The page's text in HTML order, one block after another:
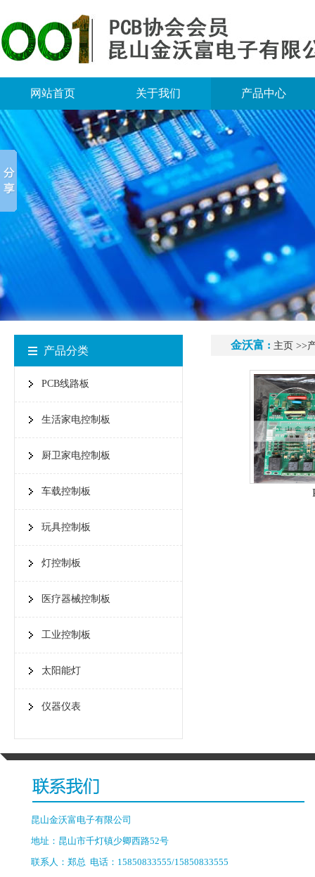
网站首页 关于我们 产品中心
产品分类
PCB线路板
生活家电控制板
厨卫家电控制板
车载控制板
玩具控制板
灯控制板
医疗器械控制板
工业控制板
太阳能灯
仪器仪表
金沃富 : 主页 >>
昆山金沃富电子有限公司
地址：昆山市千灯镇少卿西路52号
联系人：郑总 电话：15850833555/15850833555